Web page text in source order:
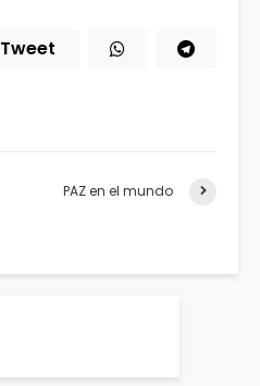
Tweet
PAZ en el mundo